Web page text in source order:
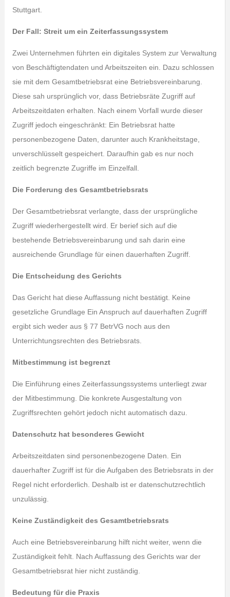
Stuttgart.
Der Fall: Streit um ein Zeiterfassungssystem
Zwei Unternehmen führten ein digitales System zur Verwaltung
von Beschäftigtendaten und Arbeitszeiten ein. Dazu schlossen
sie mit dem Gesamtbetriebsrat eine Betriebsvereinbarung.
Diese sah ursprünglich vor, dass Betriebsräte Zugriff auf
Arbeitszeitdaten erhalten. Nach einem Vorfall wurde dieser
Zugriff jedoch eingeschränkt: Ein Betriebsrat hatte
personenbezogene Daten, darunter auch Krankheitstage,
unverschlüsselt gespeichert. Daraufhin gab es nur noch
zeitlich begrenzte Zugriffe im Einzelfall.
Die Forderung des Gesamtbetriebsrats
Der Gesamtbetriebsrat verlangte, dass der ursprüngliche
Zugriff wiederhergestellt wird. Er berief sich auf die
bestehende Betriebsvereinbarung und sah darin eine
ausreichende Grundlage für einen dauerhaften Zugriff.
Die Entscheidung des Gerichts
Das Gericht hat diese Auffassung nicht bestätigt. Keine
gesetzliche Grundlage Ein Anspruch auf dauerhaften Zugriff
ergibt sich weder aus § 77 BetrVG noch aus den
Unterrichtungsrechten des Betriebsrats.
Mitbestimmung ist begrenzt
Die Einführung eines Zeiterfassungssystems unterliegt zwar
der Mitbestimmung. Die konkrete Ausgestaltung von
Zugriffsrechten gehört jedoch nicht automatisch dazu.
Datenschutz hat besonderes Gewicht
Arbeitszeitdaten sind personenbezogene Daten. Ein
dauerhafter Zugriff ist für die Aufgaben des Betriebsrats in der
Regel nicht erforderlich. Deshalb ist er datenschutzrechtlich
unzulässig.
Keine Zuständigkeit des Gesamtbetriebsrats
Auch eine Betriebsvereinbarung hilft nicht weiter, wenn die
Zuständigkeit fehlt. Nach Auffassung des Gerichts war der
Gesamtbetriebsrat hier nicht zuständig.
Bedeutung für die Praxis